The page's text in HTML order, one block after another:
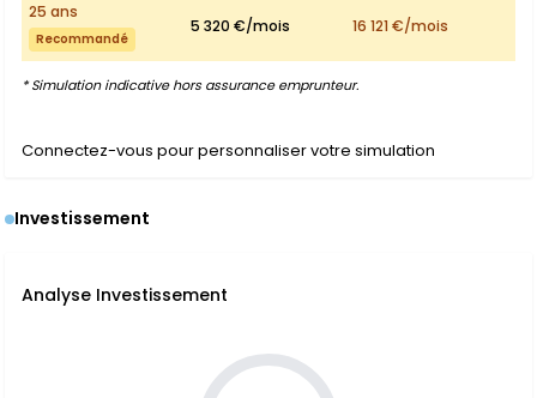
25 ans
Recommandé
5 320 €/mois 16 121 €/mois
* Simulation indicative hors assurance emprunteur.
Connectez-vous pour personnaliser votre simulation
Investissement
Analyse Investissement